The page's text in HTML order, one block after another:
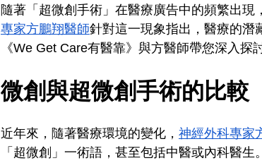
隨著「超微創手術」在醫療廣告中的頻繁出現
專家方鵬翔醫師針對這一現象指出，醫療的潛
《We Get Care有醫靠》與方醫師帶您深入探
微創與超微創手術的比較
近年來，隨著醫療環境的變化， 神經外科專家
「超微創」一術語，甚至包括中醫或內科醫